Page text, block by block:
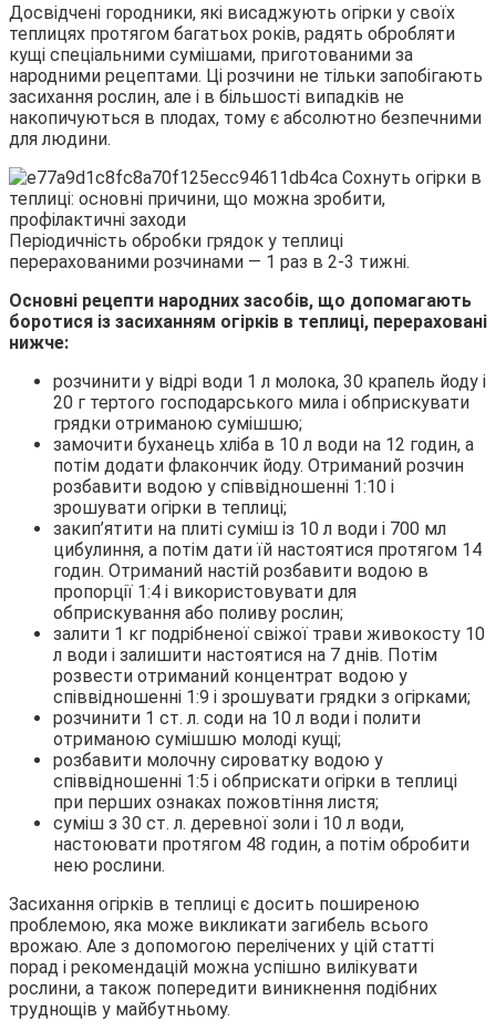
Досвідчені городники, які висаджують огірки у своїх
теплицях протягом багатьох років, радять обробляти
кущі спеціальними сумішами, приготованими за
народними рецептами. Ці розчини не тільки запобігають
засихання рослин, але і в більшості випадків не
накопичуються в плодах, тому є абсолютно безпечними
для людини.
Періодичність обробки грядок у теплиці
перерахованими розчинами — 1 раз в 2-3 тижні.
Основні рецепти народних засобів, що допомагають
боротися із засиханням огірків в теплиці, перераховані
нижче:
розчинити у відрі води 1 л молока, 30 крапель йоду і
20 г тертого господарського мила і обприскувати
грядки отриманою сумішшю;
замочити буханець хліба в 10 л води на 12 годин, а
потім додати флакончик йоду. Отриманий розчин
розбавити водою у співвідношенні 1:10 і
зрошувати огірки в теплиці;
закип’ятити на плиті суміш із 10 л води і 700 мл
цибулиння, а потім дати їй настоятися протягом 14
годин. Отриманий настій розбавити водою в
пропорції 1:4 і використовувати для
обприскування або поливу рослин;
залити 1 кг подрібненої свіжої трави живокосту 10
л води і залишити настоятися на 7 днів. Потім
розвести отриманий концентрат водою у
співвідношенні 1:9 і зрошувати грядки з огірками;
розчинити 1 ст. л. соди на 10 л води і полити
отриманою сумішшю молоді кущі;
розбавити молочну сироватку водою у
співвідношенні 1:5 і обприскати огірки в теплиці
при перших ознаках пожовтіння листя;
суміш з 30 ст. л. деревної золи і 10 л води,
настоювати протягом 48 годин, а потім обробити
нею рослини.
Засихання огірків в теплиці є досить поширеною
проблемою, яка може викликати загибель всього
врожаю. Але з допомогою перелічених у цій статті
порад і рекомендацій можна успішно вилікувати
рослини, а також попередити виникнення подібних
труднощів у майбутньому.